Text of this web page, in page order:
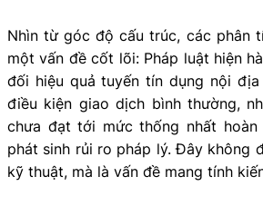
Nhìn từ góc độ cấu trúc, các phân
một vấn đề cốt lõi: Pháp luật hiện
đối hiệu quả tuyến tín dụng nội
điều kiện giao dịch bình thường,
chưa đạt tới mức thống nhất
phát sinh rủi ro pháp lý. Đây không
kỹ thuật, mà là vấn đề mang tính